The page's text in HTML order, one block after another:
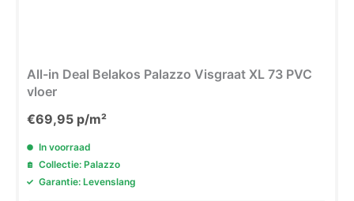
All-in Deal Belakos Palazzo Visgraat XL 73 PVC
vloer
€69,95 p/m²
In voorraad
Collectie: Palazzo
Garantie: Levenslang